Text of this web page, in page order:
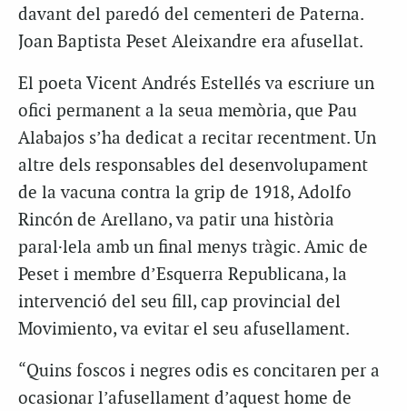
davant del paredó del cementeri de Paterna.
Joan Baptista Peset Aleixandre era afusellat.
El poeta Vicent Andrés Estellés va escriure un
ofici permanent a la seua memòria, que Pau
Alabajos s’ha dedicat a recitar recentment. Un
altre dels responsables del desenvolupament
de la vacuna contra la grip de 1918, Adolfo
Rincón de Arellano, va patir una història
paral·lela amb un final menys tràgic. Amic de
Peset i membre d’Esquerra Republicana, la
intervenció del seu fill, cap provincial del
Movimiento, va evitar el seu afusellament.
“Quins foscos i negres odis es concitaren per a
ocasionar l’afusellament d’aquest home de